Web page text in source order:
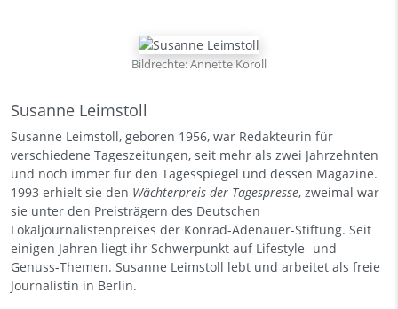
Bildrechte: Annette Koroll
Susanne Leimstoll
Susanne Leimstoll, geboren 1956, war Redakteurin für
verschiedene Tageszeitungen, seit mehr als zwei Jahrzehnten
und noch immer für den Tagesspiegel und dessen Magazine.
1993 erhielt sie den Wächterpreis der Tagespresse, zweimal war
sie unter den Preisträgern des Deutschen
Lokaljournalistenpreises der Konrad-Adenauer-Stiftung. Seit
einigen Jahren liegt ihr Schwerpunkt auf Lifestyle- und
Genuss-Themen. Susanne Leimstoll lebt und arbeitet als freie
Journalistin in Berlin.